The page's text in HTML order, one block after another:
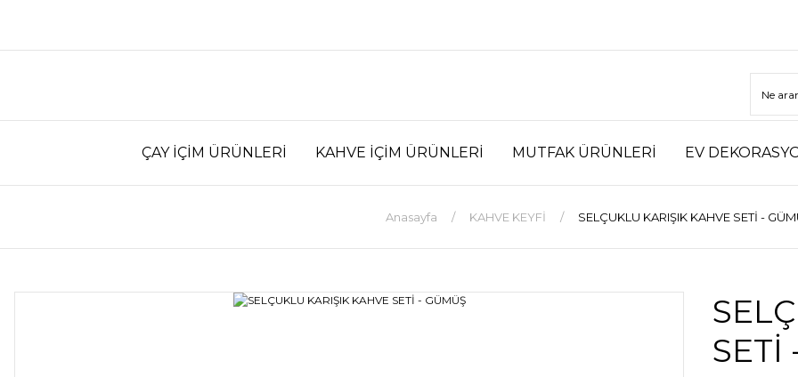
ÇAY İÇİM ÜRÜNLERİ KAHVE İÇİM ÜRÜNLERİ MUTFAK ÜRÜNLERİ EV
Anasayfa KAHVE KEYFİ SELÇUKLU KARIŞIK KAHVE SETİ -
SETİ